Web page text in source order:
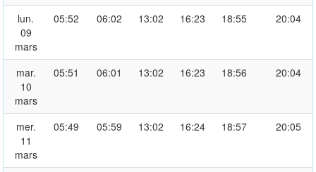
lun.
09
mars
05:52 06:02 13:02 16:23 18:55 20:04
mar.
10
mars
05:51 06:01 13:02 16:23 18:56 20:04
mer.
11
mars
05:49 05:59 13:02 16:24 18:57 20:05